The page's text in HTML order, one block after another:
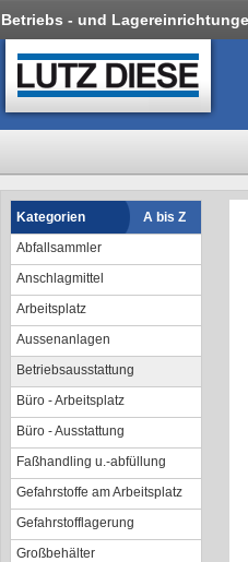
Betriebs - und
Kategorien
A bis Z
Abfallsammler
Anschlagmittel
Arbeitsplatz
Aussenanlagen
Betriebsausstattung
Büro - Arbeitsplatz
Büro - Ausstattung
Faßhandling u.-abfüllung
Gefahrstoffe am Arbeitsplatz
Gefahrstofflagerung
Großbehälter